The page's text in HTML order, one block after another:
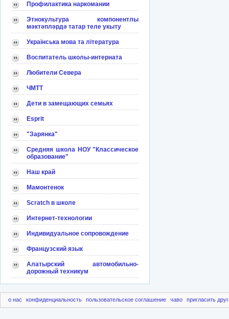
Профилактика наркомании
Этнокультура компонентлы
мәктәпләрдә татар теле укыту
Українська мова та література
Воспитатель школы-интерната
Любители Севера
ЧМТТ
Дети в замещающих семьях
Esprit
"Зарянка"
Средняя школа НОУ "Классическое
образование"
Наш край
Мамонтенок
Scratch в школе
Интернет-технологии
Индивидуальное сопровождение
Французский язык
Алатырский автомобильно-
дорожный техникум
о нас конфиденциальность пользовательское соглашение чаво пригласить